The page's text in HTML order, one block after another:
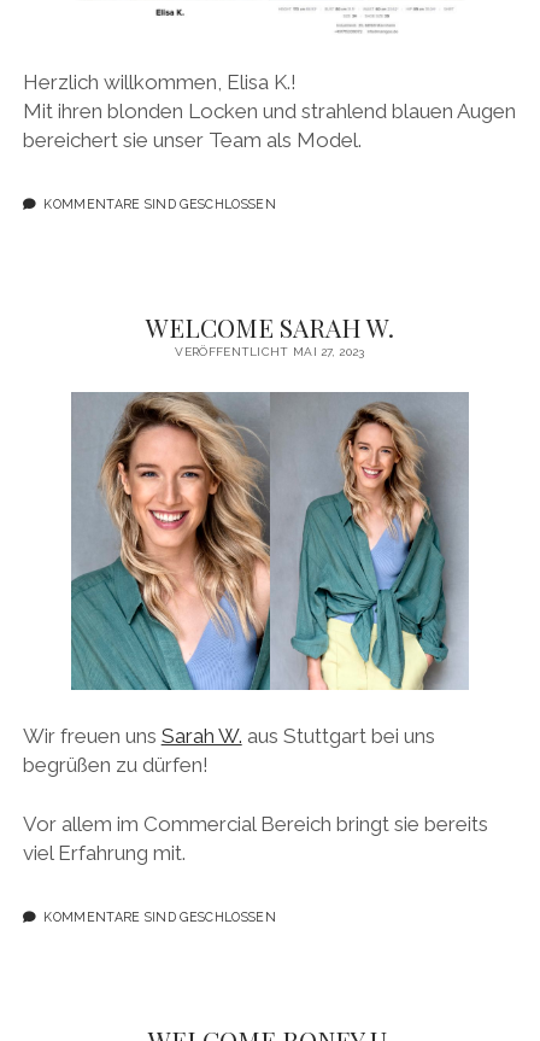
Herzlich willkommen, Elisa K.!
Mit ihren blonden Locken und strahlend blauen Augen
bereichert sie unser Team als Model.
KOMMENTARE SIND GESCHLOSSEN
WELCOME SARAH W.
VERÖFFENTLICHT MAI 27, 2023
Wir freuen uns Sarah W. aus Stuttgart bei uns
begrüßen zu dürfen!
Vor allem im Commercial Bereich bringt sie bereits
viel Erfahrung mit.
KOMMENTARE SIND GESCHLOSSEN